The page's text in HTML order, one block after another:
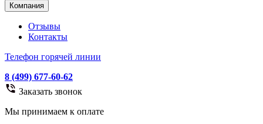
Компания
Отзывы
Контакты
Телефон горячей линии
8 (499) 677-60-62
Заказать звонок
Мы принимаем к оплате